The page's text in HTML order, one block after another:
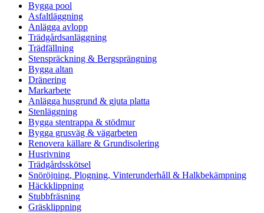
Bygga pool
Asfaltläggning
Anlägga avlopp
Trädgårdsanläggning
Trädfällning
Stenspräckning & Bergsprängning
Bygga altan
Dränering
Markarbete
Anlägga husgrund & gjuta platta
Stenläggning
Bygga stentrappa & stödmur
Bygga grusväg & vägarbeten
Renovera källare & Grundisolering
Husrivning
Trädgårdsskötsel
Snöröjning, Plogning, Vinterunderhåll & Halkbekämpning
Häckklippning
Stubbfräsning
Gräsklippning